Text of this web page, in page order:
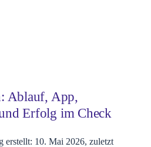
Ablauf, App,
Erfolg im Check
erstellt: 10. Mai 2026, zuletzt